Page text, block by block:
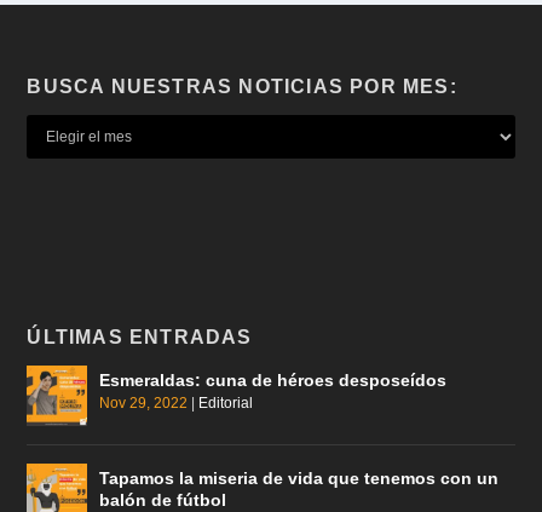
BUSCA NUESTRAS NOTICIAS POR MES:
ÚLTIMAS ENTRADAS
Esmeraldas: cuna de héroes desposeídos
Nov 29, 2022 | Editorial
Tapamos la miseria de vida que tenemos con un
balón de fútbol